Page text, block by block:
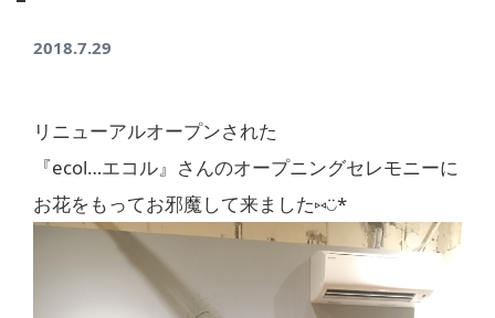
2018.7.29
リニューアルオープンされた
『ecol…エコル』さんのオープニングセレモニーに
お花をもってお邪魔して来ました⑅◡̈*